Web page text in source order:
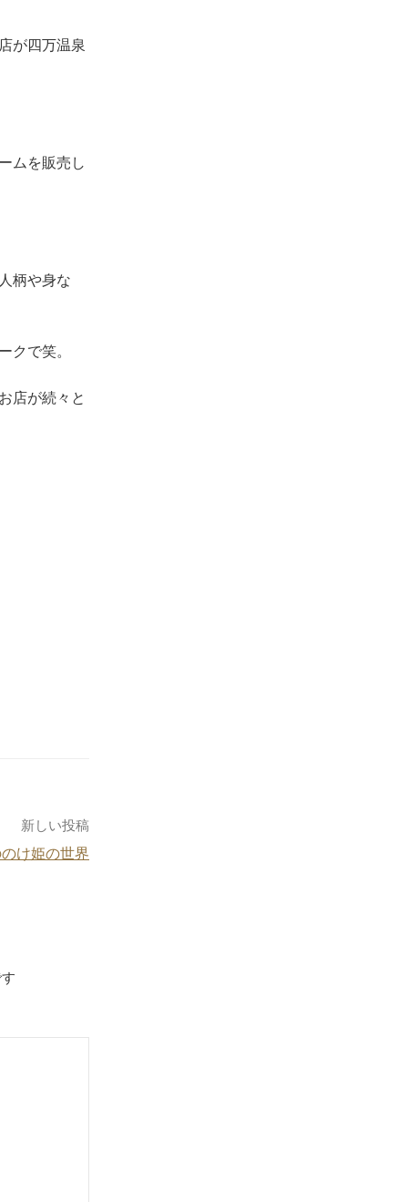
が四万温泉
ムを販売し
柄や身な
クで笑。
店が続々と
新しい投稿
のけ姫の世界